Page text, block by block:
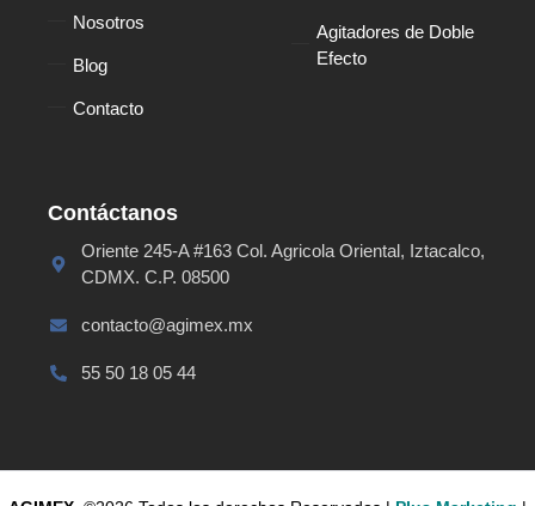
Nosotros
Blog
Contacto
Agitadores de Doble
Efecto
Contáctanos
Oriente 245-A #163 Col. Agricola Oriental, Iztacalco,
CDMX. C.P. 08500
contacto@agimex.mx
55 50 18 05 44